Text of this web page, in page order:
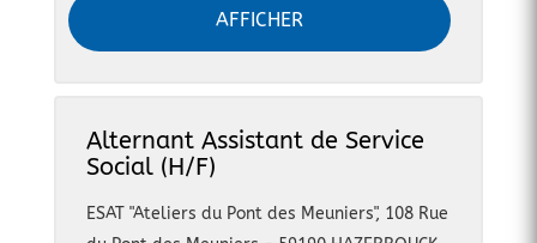
AFFICHER
Alternant Assistant de Service
Social (H/F)
ESAT "Ateliers du Pont des Meuniers", 108 Rue